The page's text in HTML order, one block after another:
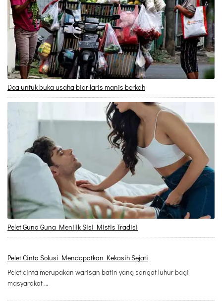
Doa untuk buka usaha biar laris manis berkah
Pelet Guna Guna Menilik Sisi Mistis Tradisi
Pelet Cinta Solusi Mendapatkan Kekasih Sejati
Pelet cinta merupakan warisan batin yang sangat luhur bagi
masyarakat …